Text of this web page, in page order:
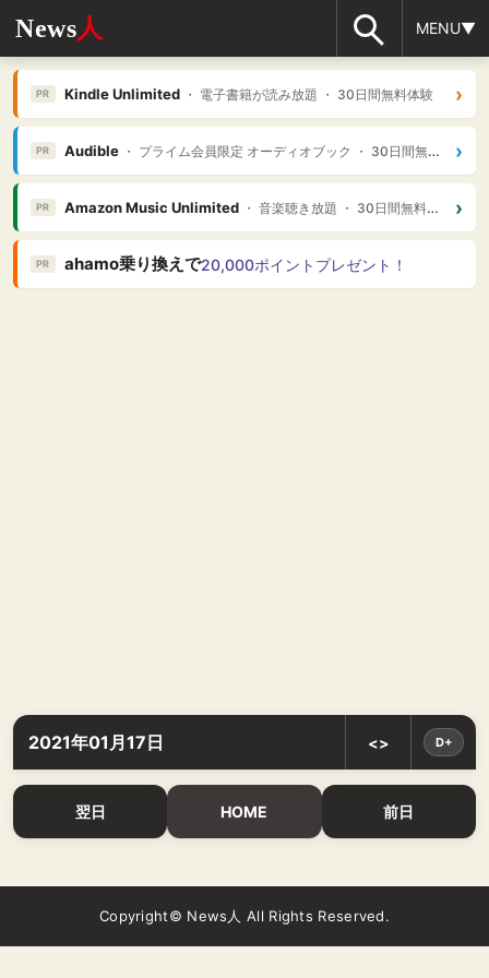
News人 MENU▼
PR Kindle Unlimited・ 電子書籍が読み放題 ・ 30日間無料体験 ›
PR Audible・ プライム会員限定 オーディオブック ・ 30日間無料体験 ›
PR Amazon Music Unlimited・ 音楽聴き放題 ・ 30日間無料体験 ›
PR ahamo乗り換えで20,000ポイントプレゼント！
2021年01月17日 <> D+
翌日 HOME 前日
Copyright© News人 All Rights Reserved.